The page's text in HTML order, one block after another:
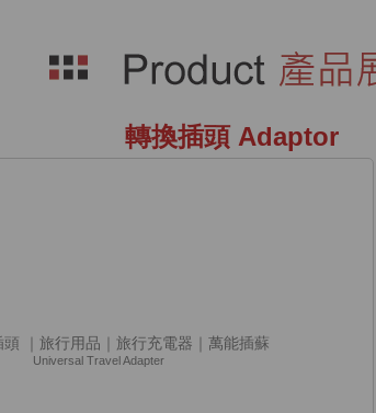
轉換插頭 Adaptor
｜旅行用品｜旅行充電器｜萬能插蘇
Universal Travel Adapter